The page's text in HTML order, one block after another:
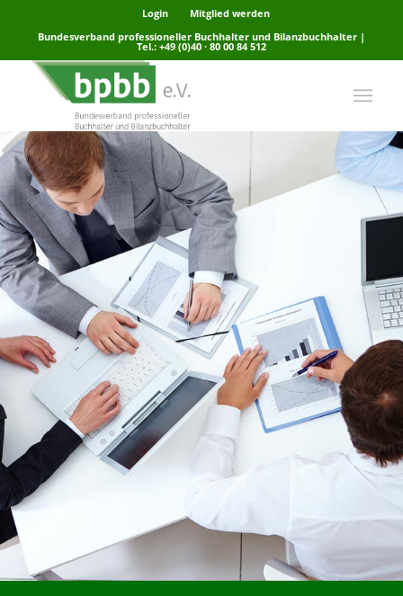
Login
Mitglied werden
Bundesverband professioneller Buchhalter und Bilanzbuchhalter |
Tel.: +49 (0)40 · 80 00 84 512